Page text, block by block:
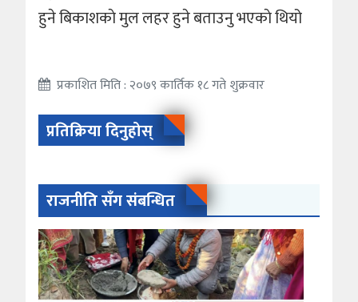
हुने बिकाशकाे मुल लहर हुने बताउनु भएकाे थियो
प्रकाशित मिति : २०७९ कार्तिक १८ गते शुक्रवार
प्रतिक्रिया दिनुहोस्
राजनीति सँग संबन्धित